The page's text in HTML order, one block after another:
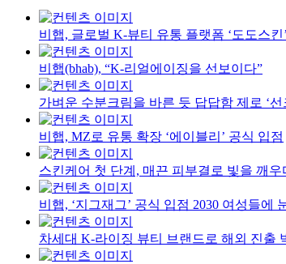
비햅, 글로벌 K-뷰티 유통 플랫폼 ‘도도스킨
비햅(bhab), “K-리얼에이징을 선보이다”
가벼운 수분크림을 바른 듯 답답함 제로 ‘선
비햅, MZ로 유통 확장 ‘에이블리’ 공식 입점
스킨케어 첫 단계, 매끈 피부결로 빛을 깨우
비햅, ‘지그재그’ 공식 입점 2030 여성들에
차세대 K-라이징 뷰티 브랜드로 해외 진출